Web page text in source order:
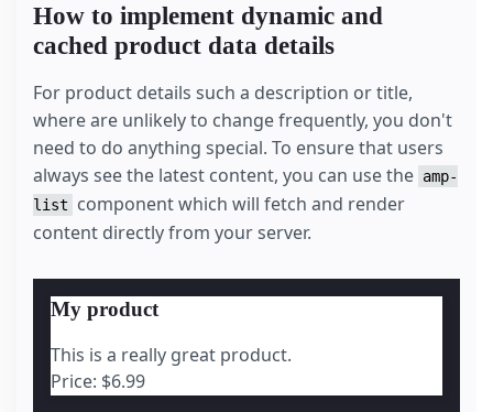
How to implement dynamic and
cached product data details
For product details such a description or title,
where are unlikely to change frequently, you don't
need to do anything special. To ensure that users
always see the latest content, you can use the amp-
list
component which will fetch and render
content directly from your server.
My product
This is a really great product.
Price: $6.99